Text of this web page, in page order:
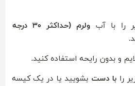
را با آب
ولرم (حداکثر ۳۰ درجه
و بدون رایحه استفاده کنید.
را با دست بشویید یا در یک کیسه